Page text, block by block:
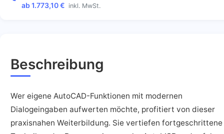
ab 1.773,10 € inkl. MwSt.
Beschreibung
Wer eigene AutoCAD-Funktionen mit modernen
Dialogeingaben aufwerten möchte, profitiert von dieser
praxisnahen Weiterbildung. Sie vertiefen fortgeschrittene